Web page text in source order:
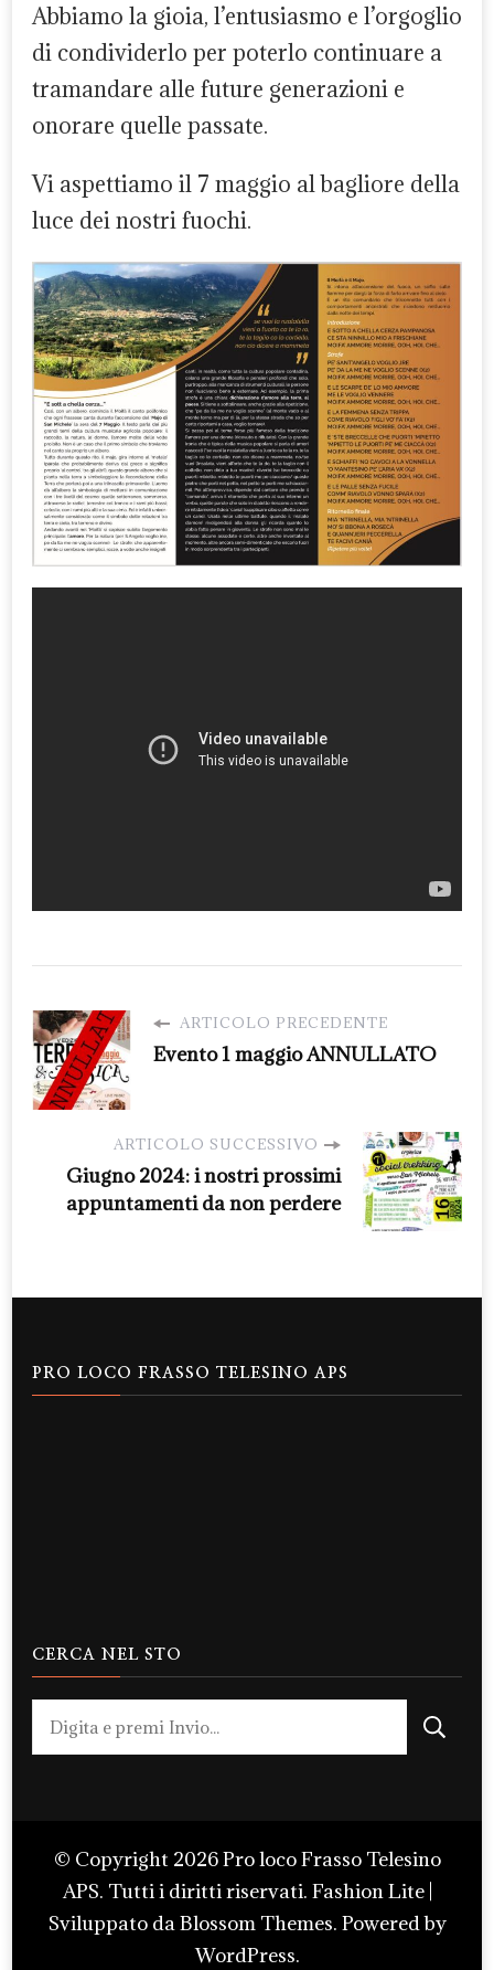
Abbiamo la gioia, l’entusiasmo e l’orgoglio
di condividerlo per poterlo continuare a
tramandare alle future generazioni e
onorare quelle passate.
Vi aspettiamo il 7 maggio al bagliore della
luce dei nostri fuochi.
ARTICOLO PRECEDENTE
Evento 1 maggio ANNULLATO
ARTICOLO SUCCESSIVO
Giugno 2024: i nostri prossimi
appuntamenti da non perdere
PRO LOCO FRASSO TELESINO APS
CERCA NEL STO
Cerchi
qualcosa?
© Copyright 2026Pro loco Frasso Telesino
APS. Tutti i diritti riservati. Fashion Lite |
Sviluppato daBlossom Themes. Powered by
WordPress.